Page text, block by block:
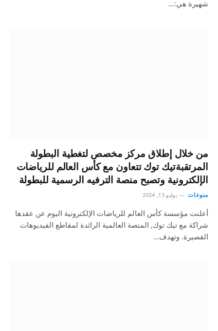
شهيرة هي:…
من خلال إطلاق مركز مخصص لتغطية البطولة
المرتقبةتيك توك تتعاون مع كأس العالم للرياضات
الإلكترونية وتصبح منصة الترفيه الرسمية للبطولة
منوعات يوليو 13, 2024
أعلنت مؤسسة كأس العالم للرياضات الإلكترونية اليوم عن عقدها
شراكة مع تيك توك, المنصة العالمية الرائدة لمقاطع الفيديوهات
القصيرة. وتهدف…